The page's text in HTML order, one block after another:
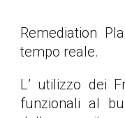
Remediation
tempo reale.
L’ utilizzo dei
funzionali al